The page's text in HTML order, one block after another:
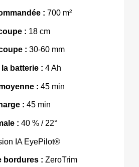
: 700 m²
: 18 cm
: 30-60 mm
batterie : 4 Ah
: 45 min
: 45 min
: 40 % / 22°
IA EyePilot®
bordures : ZeroTrim